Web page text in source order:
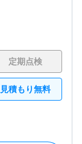
定期点検
見積もり無料